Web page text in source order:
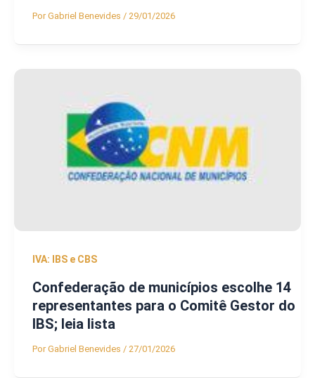
PorGabriel Benevides / 29/01/2026
IVA: IBS e CBS
Confederação de municípios escolhe 14
representantes para o Comitê Gestor do
IBS; leia lista
PorGabriel Benevides / 27/01/2026